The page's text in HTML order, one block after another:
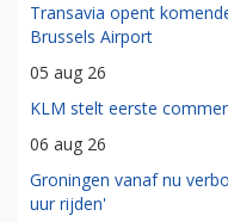
Transavia opent
Brussels Airport
05 aug 26
KLM stelt eerste
06 aug 26
Groningen vanaf nu
uur rijden'